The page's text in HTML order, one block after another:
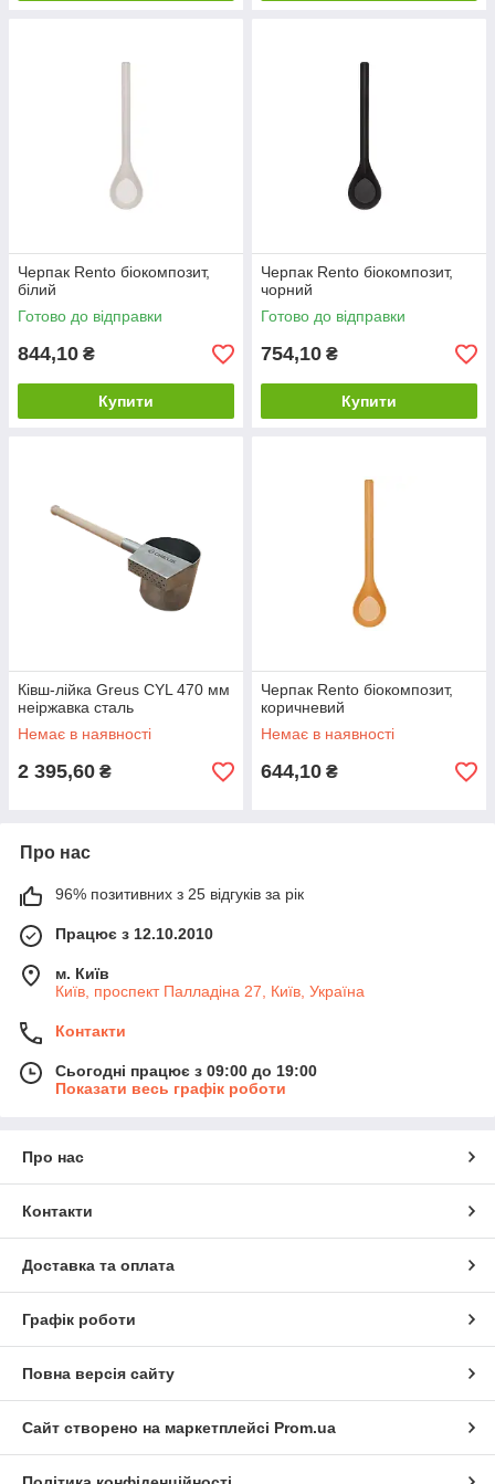
Черпак Rento біокомпозит,
білий
Готово до відправки
844,10 ₴
Купити
Черпак Rento біокомпозит,
чорний
Готово до відправки
754,10 ₴
Купити
Ківш-лійка Greus CYL 470 мм
неіржавка сталь
Немає в наявності
2 395,60 ₴
Черпак Rento біокомпозит,
коричневий
Немає в наявності
644,10 ₴
Про нас
96% позитивних з 25 відгуків за рік
Працює з 12.10.2010
м. Київ
Київ, проспект Палладіна 27, Київ, Україна
Контакти
Сьогодні працює з 09:00 до 19:00
Показати весь графік роботи
Про нас
Контакти
Доставка та оплата
Графік роботи
Повна версія сайту
Сайт створено на маркетплейсі Prom.ua